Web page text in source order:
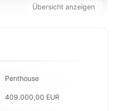
Übersicht anzeigen
Penthouse
409.000,00 EUR